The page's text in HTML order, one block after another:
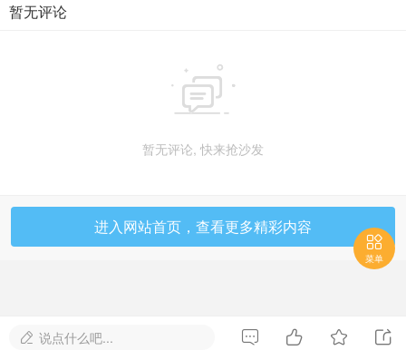
暂无评论

暂无评论, 快来抢沙发
进入网站首页，查看更多精彩内容

菜单
 说点什么吧...    